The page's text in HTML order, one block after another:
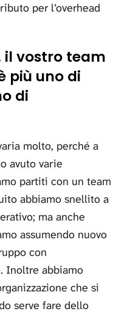
per l’overhead
il vostro team
più uno di
di
molto, perché a
avuto varie
partiti con un team
abbiamo snellito a
ma anche
assumendo nuovo
con
Inoltre abbiamo
che si
serve fare dello